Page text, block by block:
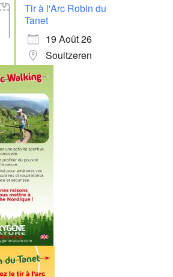
Tir à l'Arc Robin du
Tanet
19 Août 26
Soultzeren